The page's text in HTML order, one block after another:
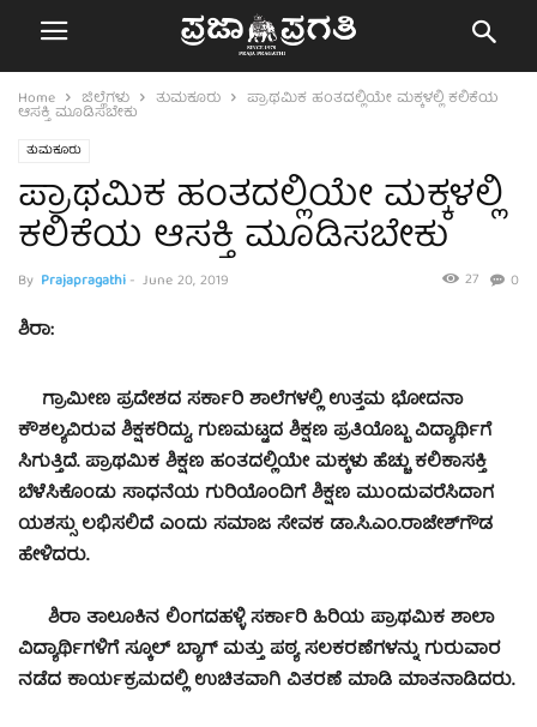
Home ಜಿಲ್ಲೆಗಳು ತುಮಕೂರು ಪ್ರಾಥಮಿಕ ಹಂತದಲ್ಲಿಯೇ ಮಕ್ಕಳಲ್ಲಿ ಕಲಿಕೆಯ
ಆಸಕ್ತಿ ಮೂಡಿಸಬೇಕು
ತುಮಕೂರು
ಪ್ರಾಥಮಿಕ ಹಂತದಲ್ಲಿಯೇ ಮಕ್ಕಳಲ್ಲಿ
ಕಲಿಕೆಯ ಆಸಕ್ತಿ ಮೂಡಿಸಬೇಕು
By Prajapragathi- June 20, 2019 0
27
ಶಿರಾ:
ಗ್ರಾಮೀಣ ಪ್ರದೇಶದ ಸರ್ಕಾರಿ ಶಾಲೆಗಳಲ್ಲಿ ಉತ್ತಮ ಭೋದನಾ
ಕೌಶಲ್ಯವಿರುವ ಶಿಕ್ಷಕರಿದ್ದು, ಗುಣಮಟ್ಟದ ಶಿಕ್ಷಣ ಪ್ರತಿಯೊಬ್ಬ ವಿದ್ಯಾರ್ಥಿಗೆ
ಸಿಗುತ್ತಿದೆ. ಪ್ರಾಥಮಿಕ ಶಿಕ್ಷಣ ಹಂತದಲ್ಲಿಯೇ ಮಕ್ಕಳು ಹೆಚ್ಚು ಕಲಿಕಾಸಕ್ತಿ
ಬೆಳೆಸಿಕೊಂಡು ಸಾಧನೆಯ ಗುರಿಯೊಂದಿಗೆ ಶಿಕ್ಷಣ ಮುಂದುವರೆಸಿದಾಗ
ಯಶಸ್ಸು ಲಭಿಸಲಿದೆ ಎಂದು ಸಮಾಜ ಸೇವಕ ಡಾ.ಸಿ.ಎಂ.ರಾಜೇಶ್‍ಗೌಡ
ಹೇಳಿದರು.
ಶಿರಾ ತಾಲೂಕಿನ ಲಿಂಗದಹಳ್ಳಿ ಸರ್ಕಾರಿ ಹಿರಿಯ ಪ್ರಾಥಮಿಕ ಶಾಲಾ
ವಿದ್ಯಾರ್ಥಿಗಳಿಗೆ ಸ್ಕೂಲ್ ಬ್ಯಾಗ್ ಮತ್ತು ಪಠ್ಯ ಸಲಕರಣೆಗಳನ್ನು ಗುರುವಾರ
ನಡೆದ ಕಾರ್ಯಕ್ರಮದಲ್ಲಿ ಉಚಿತವಾಗಿ ವಿತರಣೆ ಮಾಡಿ ಮಾತನಾಡಿದರು.